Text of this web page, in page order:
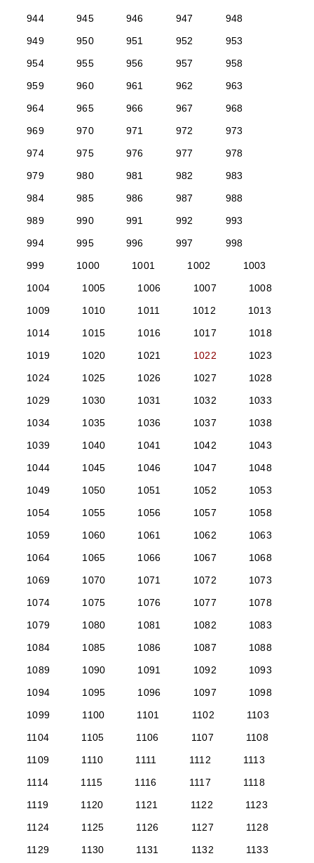
944
945 946 947
948
949
950 951 952
953
954
955 956 957
958
959
960 961 962
963
964
965 966 967
968
969
970 971 972
973
974
975 976 977
978
979
980 981 982
983
984
985 986 987
988
989
990 991 992
993
994
995 996 997
998
999
1000 1001 1002
1003
1004
1005 1006 1007
1008
1009
1010 1011 1012
1013
1014
1015 1016 1017
1018
1019
1020 1021 1022
1023
1024
1025 1026 1027
1028
1029
1030 1031 1032
1033
1034
1035 1036 1037
1038
1039
1040 1041 1042
1043
1044
1045 1046 1047
1048
1049
1050 1051 1052
1053
1054
1055 1056 1057
1058
1059
1060 1061 1062
1063
1064
1065 1066 1067
1068
1069
1070 1071 1072
1073
1074
1075 1076 1077
1078
1079
1080 1081 1082
1083
1084
1085 1086 1087
1088
1089
1090 1091 1092
1093
1094
1095 1096 1097
1098
1099
1100 1101 1102
1103
1104
1105 1106 1107
1108
1109
1110 1111 1112
1113
1114
1115 1116 1117
1118
1119
1120 1121 1122
1123
1124
1125 1126 1127
1128
1129
1130 1131 1132
1133